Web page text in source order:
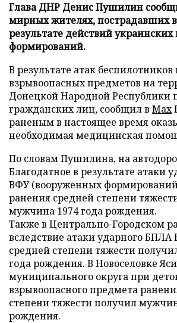
Глава ДНР Денис Пушилин
мирных жителях, пострадавших в
результате действий
формирований.
В результате атак
взрывоопасных предметов на
Донецкой Народной Республики
гражданских лиц, сообщил в Max
раненым в настоящее время
необходимая медицинская
По словам Пушилина, на
Благодатное в результате атаки
ВФУ (вооруженных
ранения средней степени
мужчина 1974 года рождения.
Также в Центрально-Городском
вследствие атаки ударного
средней степени тяжести
года рождения. В Новоселовке
муниципального округа при
взрывоопасного предмета
степени тяжести получил
рождения.